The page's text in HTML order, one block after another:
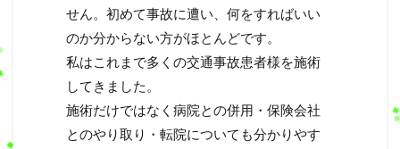
せん。初めて事故に遭い、何をすればいい
のか分からない方がほとんどです。
私はこれまで多くの交通事故患者様を施術
してきました。
施術だけではなく病院との併用・保険会社
とのやり取り・転院についても分かりやす